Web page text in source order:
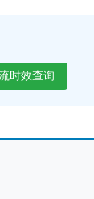
时效查询